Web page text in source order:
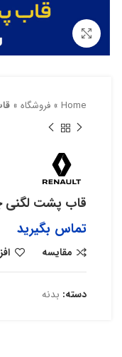
Home
» فروشگاه »
قاب پشت لگنی
تماس بگیرید
مقایسه
دسته: بدنه